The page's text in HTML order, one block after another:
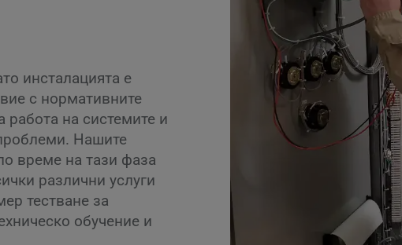
инсталацията е
с нормативните
работа на системите и
Нашите
време на тази фаза
различни услуги
тестване за
обучение и